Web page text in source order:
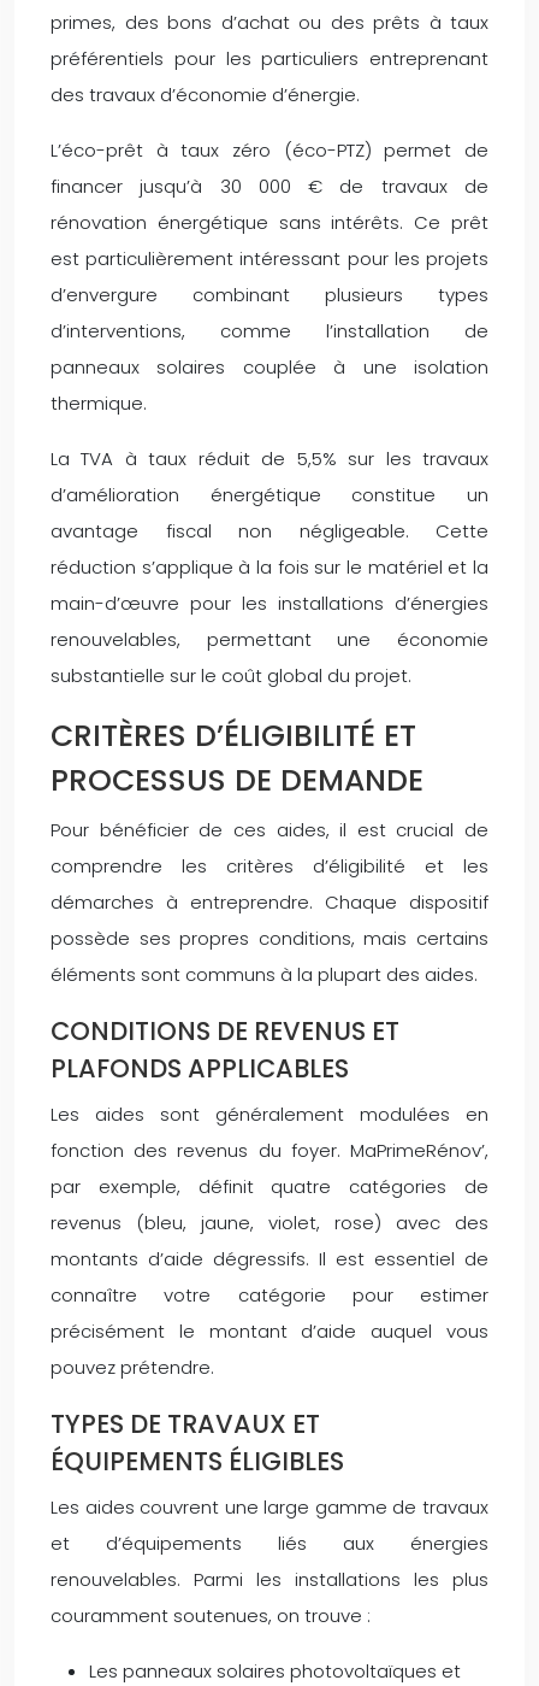
primes, des bons d’achat ou des prêts à taux
préférentiels pour les particuliers entreprenant
des travaux d’économie d’énergie.
L’éco-prêt à taux zéro (éco-PTZ) permet de
financer jusqu’à 30 000 € de travaux de
rénovation énergétique sans intérêts. Ce prêt
est particulièrement intéressant pour les projets
d’envergure combinant plusieurs types
d’interventions, comme l’installation de
panneaux solaires couplée à une isolation
thermique.
La TVA à taux réduit de 5,5% sur les travaux
d’amélioration énergétique constitue un
avantage fiscal non négligeable. Cette
réduction s’applique à la fois sur le matériel et la
main-d’œuvre pour les installations d’énergies
renouvelables, permettant une économie
substantielle sur le coût global du projet.
CRITÈRES D’ÉLIGIBILITÉ ET
PROCESSUS DE DEMANDE
Pour bénéficier de ces aides, il est crucial de
comprendre les critères d’éligibilité et les
démarches à entreprendre. Chaque dispositif
possède ses propres conditions, mais certains
éléments sont communs à la plupart des aides.
CONDITIONS DE REVENUS ET
PLAFONDS APPLICABLES
Les aides sont généralement modulées en
fonction des revenus du foyer. MaPrimeRénov’,
par exemple, définit quatre catégories de
revenus (bleu, jaune, violet, rose) avec des
montants d’aide dégressifs. Il est essentiel de
connaître votre catégorie pour estimer
précisément le montant d’aide auquel vous
pouvez prétendre.
TYPES DE TRAVAUX ET
ÉQUIPEMENTS ÉLIGIBLES
Les aides couvrent une large gamme de travaux
et d’équipements liés aux énergies
renouvelables. Parmi les installations les plus
couramment soutenues, on trouve :
Les panneaux solaires photovoltaïques et